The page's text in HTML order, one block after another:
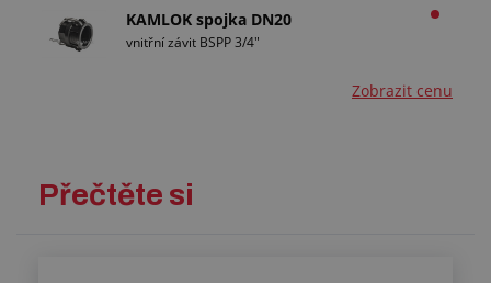
KAMLOK spojka DN20
vnitřní závit BSPP 3/4"
Zobrazit cenu
Přečtěte si